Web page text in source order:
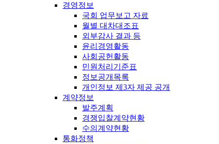
경영정보
국회 업무보고 자료
월별 대차대조표
외부감사 결과 등
윤리경영활동
사회공헌활동
민원처리기준표
정보공개목록
개인정보 제3자 제공 공개
계약정보
발주계획
경쟁입찰계약현황
수의계약현황
통화정책